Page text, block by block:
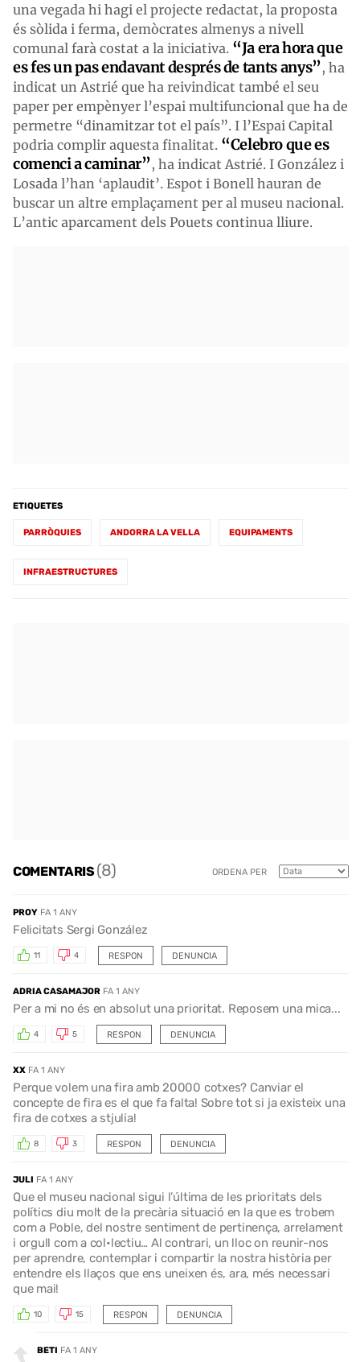
una vegada hi hagi el projecte redactat, la proposta
és sòlida i ferma, demòcrates almenys a nivell
comunal farà costat a la iniciativa. “Ja era hora que
es fes un pas endavant després de tants anys”, ha
indicat un Astrié que ha reivindicat també el seu
paper per empènyer l’espai multifuncional que ha de
permetre “dinamitzar tot el país”. I l’Espai Capital
podria complir aquesta finalitat. “Celebro que es
comenci a caminar”, ha indicat Astrié. I González i
Losada l’han ‘aplaudit’. Espot i Bonell hauran de
buscar un altre emplaçament per al museu nacional.
L’antic aparcament dels Pouets continua lliure.
ETIQUETES
PARRÒQUIES ANDORRA LA VELLA EQUIPAMENTS
INFRAESTRUCTURES
COMENTARIS(8) ORDENA PER
PROY FA 1 ANY
Felicitats Sergi González
RESPON
11 4 DENUNCIA
ADRIA CASAMAJOR FA 1 ANY
Per a mi no és en absolut una prioritat. Reposem una mica...
RESPON
4 5 DENUNCIA
XX FA 1 ANY
Perque volem una fira amb 20000 cotxes? Canviar el
concepte de fira es el que fa falta! Sobre tot si ja existeix una
fira de cotxes a stjulia!
RESPON
8 3 DENUNCIA
JULI FA 1 ANY
Que el museu nacional sigui l’última de les prioritats dels
polítics diu molt de la precària situació en la que es trobem
com a Poble, del nostre sentiment de pertinença, arrelament
i orgull com a col•lectiu… Al contrari, un lloc on reunir-nos
per aprendre, contemplar i compartir la nostra història per
entendre els llaços que ens uneixen és, ara, més necessari
que mai!
RESPON
10 15 DENUNCIA
BETI FA 1 ANY